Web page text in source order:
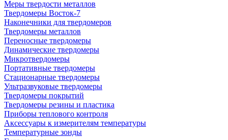
Меры твердости металлов
Твердомеры Восток-7
Наконечники для твердомеров
Твердомеры металлов
Переносные твердомеры
Динамические твердомеры
Микротвердомеры
Портативные твердомеры
Стационарные твердомеры
Ультразвуковые твердомеры
Твердомеры покрытий
Твердомеры резины и пластика
Приборы теплового контроля
Аксессуары к измерителям температуры
Температурные зонды